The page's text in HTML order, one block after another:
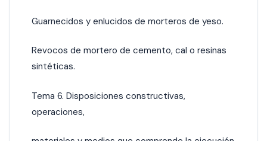
Guarnecidos y enlucidos de morteros de yeso.
Revocos de mortero de cemento, cal o resinas
sintéticas.
Tema 6. Disposiciones constructivas,
operaciones,